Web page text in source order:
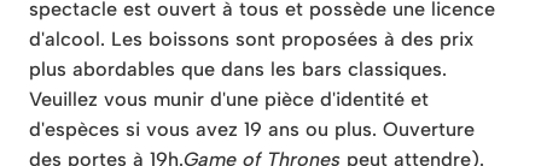
spectacle est ouvert à tous et possède une licence
d'alcool. Les boissons sont proposées à des prix
plus abordables que dans les bars classiques.
Veuillez vous munir d'une pièce d'identité et
d'espèces si vous avez 19 ans ou plus. Ouverture
des portes à 19h.Game of Thrones peut attendre).